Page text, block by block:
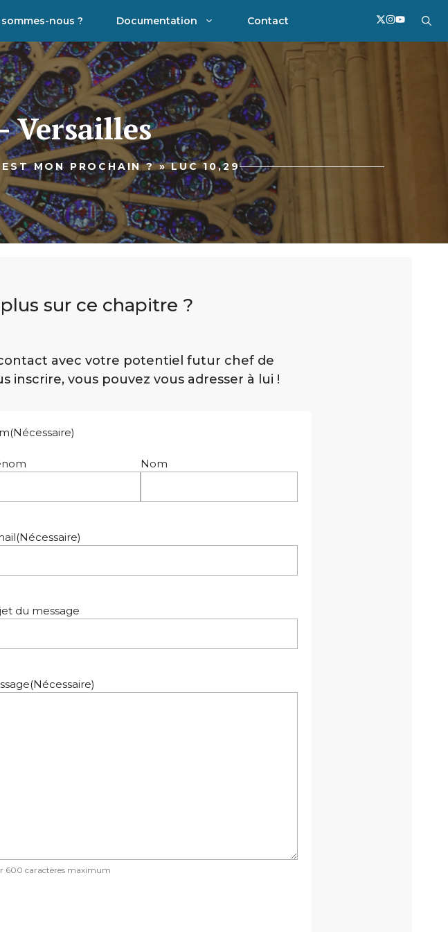
sommes-nous ? Documentation Contact
Versailles
MON PROCHAIN ? » LUC 10,29
sur ce chapitre ?
avec votre potentiel futur chef de
inscrire, vous pouvez vous adresser à lui !
(Nécessaire)
Nom
(Nécessaire)
du message
(Nécessaire)
600 caractères maximum